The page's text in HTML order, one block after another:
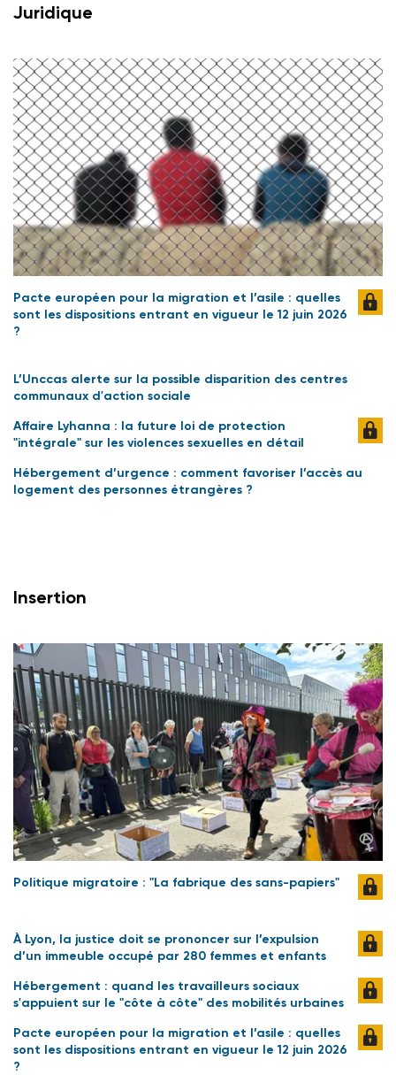
Juridique
Pacte européen pour la migration et l’asile : quelles
sont les dispositions entrant en vigueur le 12 juin 2026
?
L’Unccas alerte sur la possible disparition des centres
communaux d'action sociale
Affaire Lyhanna : la future loi de protection
"intégrale" sur les violences sexuelles en détail
Hébergement d’urgence : comment favoriser l’accès au
logement des personnes étrangères ?
Insertion
Politique migratoire : "La fabrique des sans-papiers"
À Lyon, la justice doit se prononcer sur l’expulsion
d’un immeuble occupé par 280 femmes et enfants
Hébergement : quand les travailleurs sociaux
s'appuient sur le "côte à côte" des mobilités urbaines
Pacte européen pour la migration et l’asile : quelles
sont les dispositions entrant en vigueur le 12 juin 2026
?